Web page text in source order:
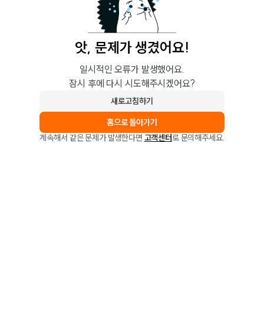
앗, 문제가 생겼어요!
일시적인 오류가 발생했어요.
잠시 후에 다시 시도해주시겠어요?
새로고침하기
홈으로 돌아가기
계속해서 같은 문제가 발생한다면 고객센터로 문의해주세요.